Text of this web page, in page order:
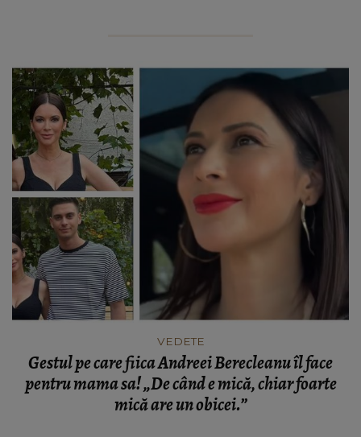
VEDETE
Gestul pe care fiica Andreei Berecleanu îl face
pentru mama sa! „De când e mică, chiar foarte
mică are un obicei.”